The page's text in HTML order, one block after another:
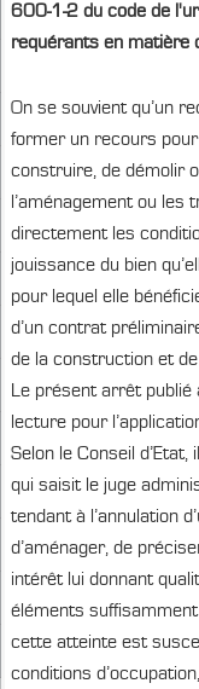
600-1-2 du code de
requérants en matière
On se souvient qu’un
former un recours
construire, de démolir
l’aménagement ou
directement les
jouissance du bien
pour lequel elle
d’un contrat
de la construction et de
Le présent arrêt
lecture pour
Selon le Conseil
qui saisit le juge
tendant à l’annulation
d’aménager, de
intérêt lui donnant
éléments
cette atteinte est
conditions